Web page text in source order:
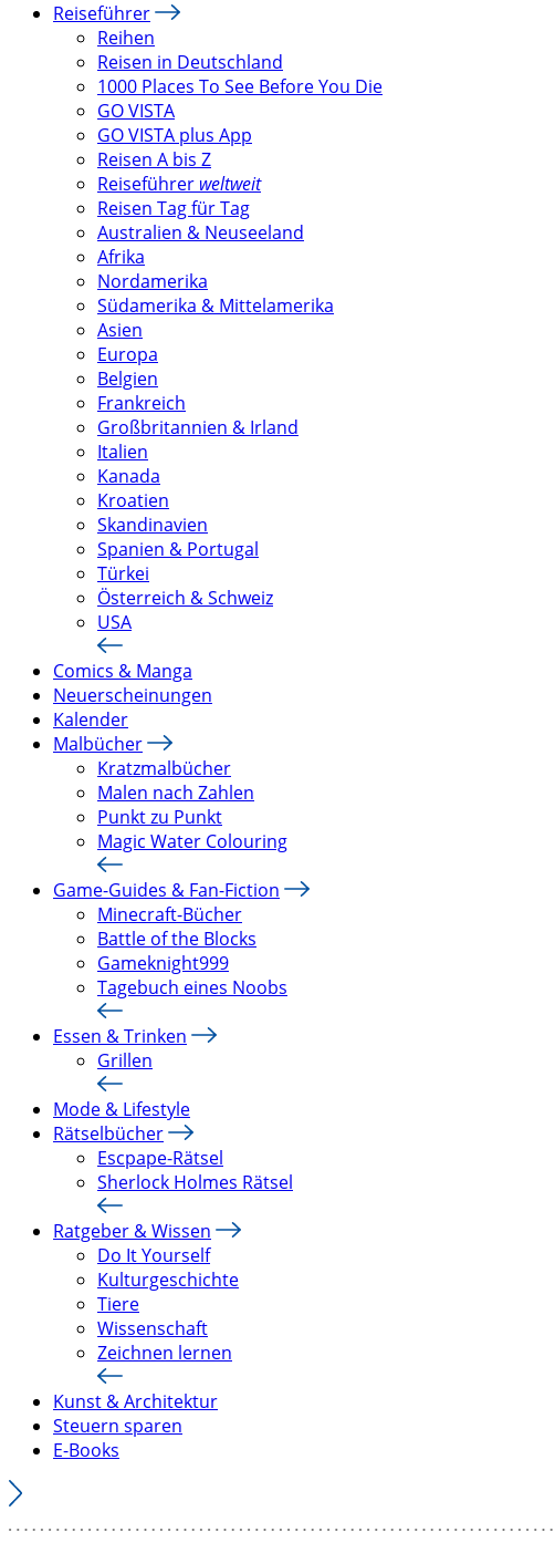
Reiseführer
Reihen
Reisen in Deutschland
1000 Places To See Before You Die
GO VISTA
GO VISTA plus App
Reisen A bis Z
Reiseführer weltweit
Reisen Tag für Tag
Australien & Neuseeland
Afrika
Nordamerika
Südamerika & Mittelamerika
Asien
Europa
Belgien
Frankreich
Großbritannien & Irland
Italien
Kanada
Kroatien
Skandinavien
Spanien & Portugal
Türkei
Österreich & Schweiz
USA
Comics & Manga
Neuerscheinungen
Kalender
Malbücher
Kratzmalbücher
Malen nach Zahlen
Punkt zu Punkt
Magic Water Colouring
Game-Guides & Fan-Fiction
Minecraft-Bücher
Battle of the Blocks
Gameknight999
Tagebuch eines Noobs
Essen & Trinken
Grillen
Mode & Lifestyle
Rätselbücher
Escpape-Rätsel
Sherlock Holmes Rätsel
Ratgeber & Wissen
Do It Yourself
Kulturgeschichte
Tiere
Wissenschaft
Zeichnen lernen
Kunst & Architektur
Steuern sparen
E-Books